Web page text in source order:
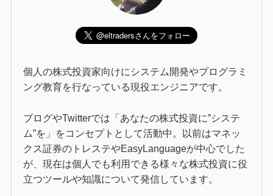
個人の株式投資家向けにシステム開発やプログラミ
ング教育を行なっている現役エンジニアです。
ブログやTwitterでは「あなたの株式投資に”システ
ム”を」をコンセプトとして活動中。以前はマネッ
クス証券のトレステやEasyLanguageが中心でした
が、現在は個人でも利用できる様々な株式投資に役
立つツールや知識について発信しています。